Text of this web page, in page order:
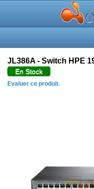
JL386A - Switch HPE
En Stock
Evaluer ce produit.